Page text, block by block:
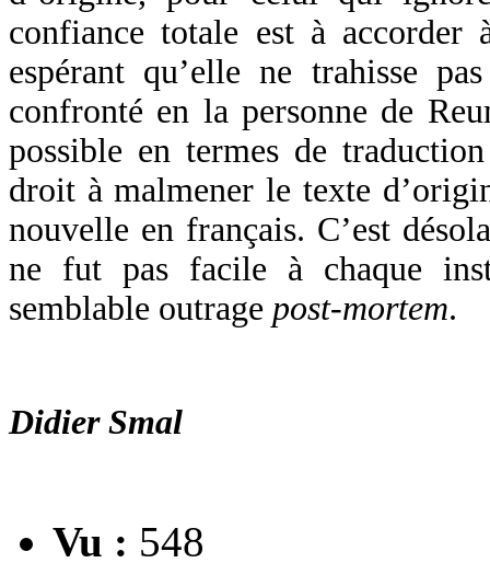
confiance totale est à
espérant qu’elle ne trahisse
confronté en la personne de
possible en termes de
droit à malmener le texte
nouvelle en français. C’est
ne fut pas facile à chaque
semblable outrage post-mortem.
Didier Smal
Vu : 548